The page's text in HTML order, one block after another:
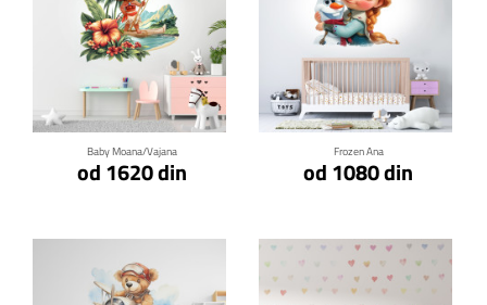
Baby Moana/Vajana
od 1620 din
Klikni za detalje
Frozen Ana
od 1080 din
Klikni za detalje